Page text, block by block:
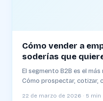
Cómo vender a
soderías que
El segmento B2B es el
Cómo prospectar, cotizar,
22 de marzo de 2026 · 5 min